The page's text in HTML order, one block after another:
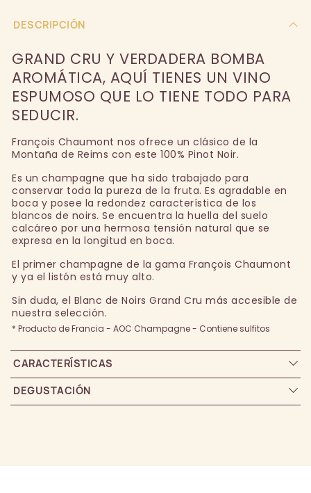
DESCRIPCIÓN
GRAND CRU Y VERDADERA BOMBA
AROMÁTICA, AQUÍ TIENES UN VINO
ESPUMOSO QUE LO TIENE TODO PARA
SEDUCIR.
François Chaumont nos ofrece un clásico de la
Montaña de Reims con este 100% Pinot Noir.
Es un champagne que ha sido trabajado para
conservar toda la pureza de la fruta. Es agradable en
boca y posee la redondez característica de los
blancos de noirs. Se encuentra la huella del suelo
calcáreo por una hermosa tensión natural que se
expresa en la longitud en boca.
El primer champagne de la gama François Chaumont
y ya el listón está muy alto.
Sin duda, el Blanc de Noirs Grand Cru más accesible de
nuestra selección.
* Producto de Francia - AOC Champagne - Contiene sulfitos
CARACTERÍSTICAS
DEGUSTACIÓN